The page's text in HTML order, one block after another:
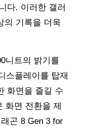
다. 이러한 갤러
의 기록을 더욱
니트의 밝기를
스플레이를 탑재
화면을 즐길 수
화면 전환을 제
곤 8 Gen 3 for